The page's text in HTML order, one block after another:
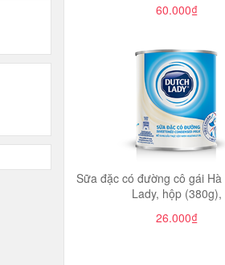
60.000₫
Sữa đặc có đường cô gái Hà
Lady, hộp (380g),
26.000₫